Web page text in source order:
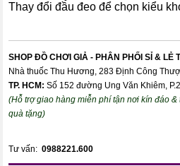
Thay đổi đầu đeo để chọn kiểu
SHOP ĐỒ CHƠI GIẢ - PHÂN PHỐI SỈ & LẺ
Nhà thuốc Thu Hương, 283 Định Công
TP. HCM: Số 152 đường Ung Văn Khiêm,
(Hỗ trợ giao hàng miễn phí tận nơi kín đáo
quà tặng)
Tư vấn:0988221.600